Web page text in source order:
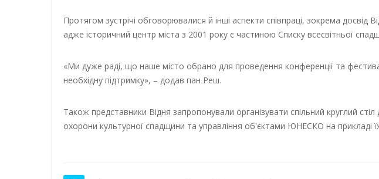
Протягом зустрічі обговорювалися й інші аспекти співпраці, зокрема
адже історичний центр міста з 2001 року є частиною Списку всесвітньої
«Ми дуже раді, що наше місто обрано для проведення конференції та
необхідну підтримку», – додав пан Реш.
Також представники Відня запропонували організувати спільний круглий
охорони культурної спадщини та управління об'єктами ЮНЕСКО на прикладі